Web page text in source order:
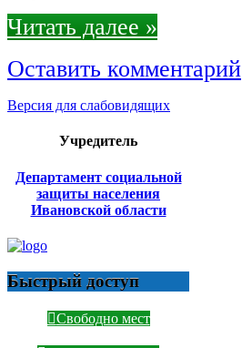
Читать далее »
Оставить комментарий
Версия для слабовидящих
Учредитель
Департамент социальной
защиты населения
Ивановской области
Быстрый доступ
Свободно мест